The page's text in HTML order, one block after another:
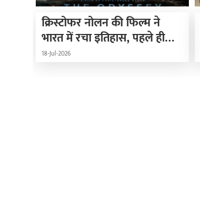
क्रिस्टोफर नोलन की फिल्म ने
भारत में रचा इतिहास, पहले ही
दिन तोड़ दिए कई बड़े रिकॉर्ड
18-Jul-2026